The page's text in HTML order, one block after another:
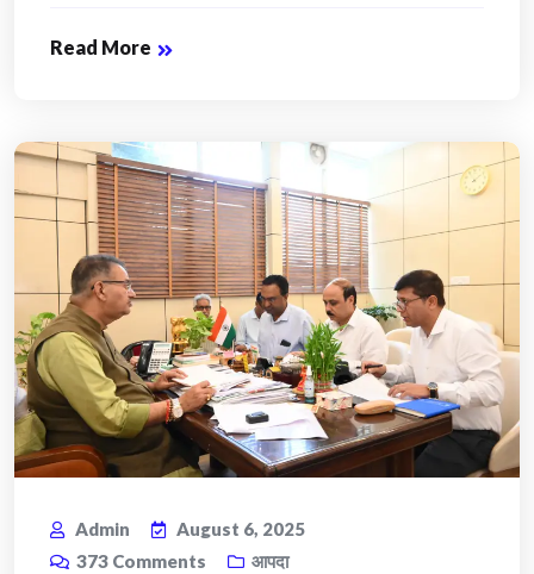
Read More
Admin
August 6, 2025
373 Comments आपदा